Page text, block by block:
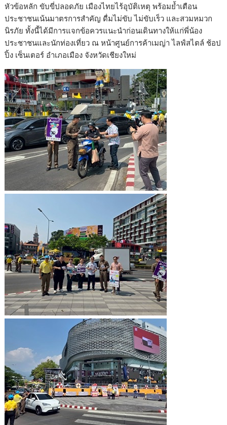
หัวข้อหลัก ขับขี่ปลอดภัย เมืองไทยไร้อุบัติเหตุ พร้อมย้ำเตือน
ประชาชนเน้นมาตรการสำคัญ ดื่มไม่ขับ ไม่ขับเร็ว และสวมหมวก
นิรภัย ทั้งนี้ได้มีการแจกข้อควรแนะนำก่อนเดินทางให้แก่พี่น้อง
ประชาชนและนักท่องเที่ยว ณ หน้าศูนย์การค้าเมญ่า ไลฟ์สไตล์ ช้อป
ปิ้ง เซ็นเตอร์ อำเภอเมือง จังหวัดเชียงใหม่